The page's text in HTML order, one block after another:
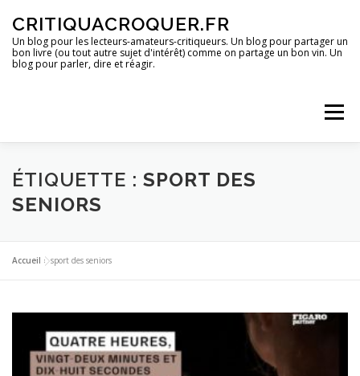
contenu
CRITIQUACROQUER.FR
Un blog pour les lecteurs-amateurs-critiqueurs. Un blog pour partager un
bon livre (ou tout autre sujet d'intérêt) comme on partage un bon vin. Un
blog pour parler, dire et réagir.
Menu
ACCUEIL UN BLOG ? DES LIVRES
ÉTIQUETTE : SPORT DES
SENIORS
Accueil »sport des seniors